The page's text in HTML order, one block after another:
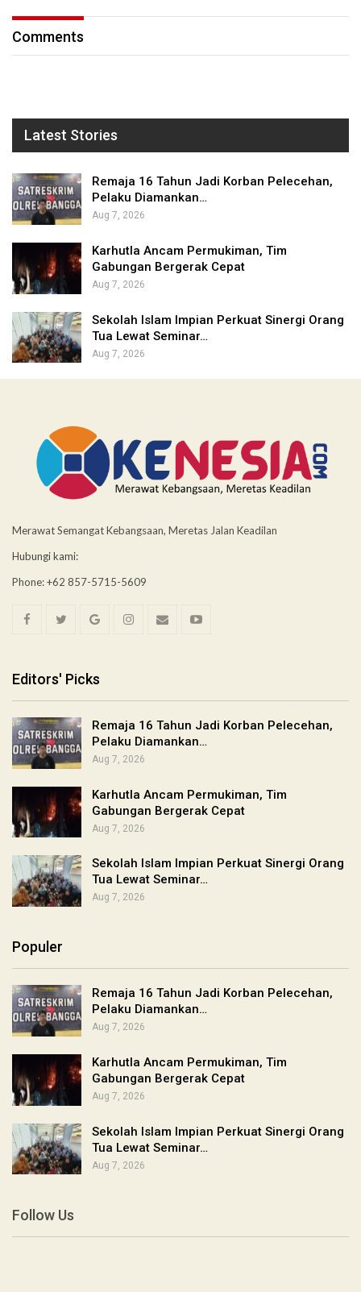
Comments
Latest Stories
Remaja 16 Tahun Jadi Korban Pelecehan,
Pelaku Diamankan…
Aug 7, 2026
Karhutla Ancam Permukiman, Tim
Gabungan Bergerak Cepat
Aug 7, 2026
Sekolah Islam Impian Perkuat Sinergi Orang
Tua Lewat Seminar…
Aug 7, 2026
Merawat Semangat Kebangsaan, Meretas Jalan Keadilan
Hubungi kami:
Phone: +62 857-5715-5609
Editors' Picks
Remaja 16 Tahun Jadi Korban Pelecehan,
Pelaku Diamankan…
Aug 7, 2026
Karhutla Ancam Permukiman, Tim
Gabungan Bergerak Cepat
Aug 7, 2026
Sekolah Islam Impian Perkuat Sinergi Orang
Tua Lewat Seminar…
Aug 7, 2026
Populer
Remaja 16 Tahun Jadi Korban Pelecehan,
Pelaku Diamankan…
Aug 7, 2026
Karhutla Ancam Permukiman, Tim
Gabungan Bergerak Cepat
Aug 7, 2026
Sekolah Islam Impian Perkuat Sinergi Orang
Tua Lewat Seminar…
Aug 7, 2026
Follow Us